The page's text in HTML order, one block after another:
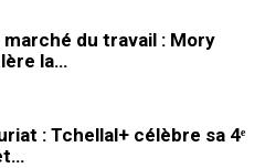
du travail : Mory
la…
: Tchellal+ célèbre sa 4ᵉ